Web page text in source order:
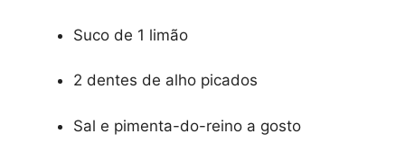
Suco de 1 limão
2 dentes de alho picados
Sal e pimenta-do-reino a gosto